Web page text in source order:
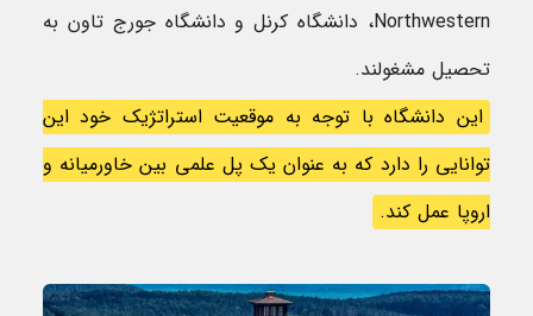
Northwestern، دانشگاه کرنل و دانشگاه جورج تاون به
تحصیل مشغولند.
این دانشگاه با توجه به موقعیت استراتژیک خود این
توانایی را دارد که به عنوان یک پل علمی بین خاورمیانه و
اروپا عمل کند.